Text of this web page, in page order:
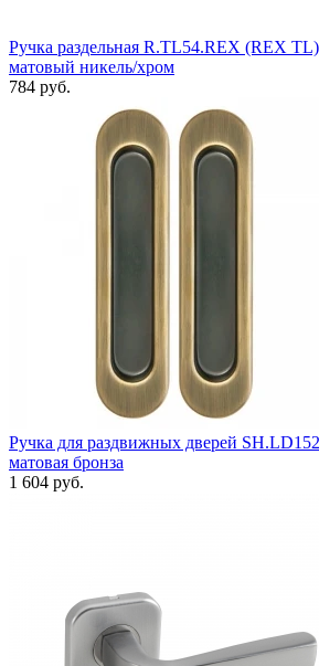
Ручка раздельная R.TL54.REX (REX
матовый никель/хром
784 руб.
Ручка для раздвижных дверей
матовая бронза
1 604 руб.